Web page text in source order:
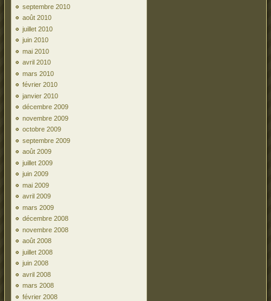
septembre 2010
août 2010
juillet 2010
juin 2010
mai 2010
avril 2010
mars 2010
février 2010
janvier 2010
décembre 2009
novembre 2009
octobre 2009
septembre 2009
août 2009
juillet 2009
juin 2009
mai 2009
avril 2009
mars 2009
décembre 2008
novembre 2008
août 2008
juillet 2008
juin 2008
avril 2008
mars 2008
février 2008